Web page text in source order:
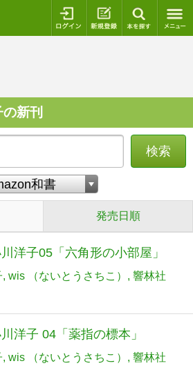
ログイン 新規登録
新刊
検索
発売日順
洋子05「六角形の小部屋」
wis （ないとうさちこ） 響林社
洋子 04「薬指の標本」
wis （ないとうさちこ） 響林社